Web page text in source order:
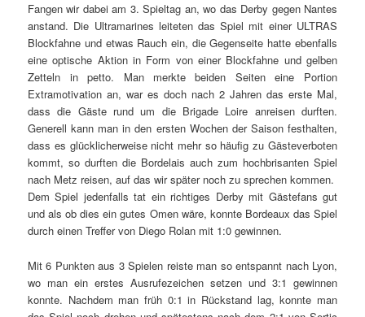
Fangen wir dabei am 3. Spieltag an, wo das Derby gegen Nantes
anstand. Die Ultramarines leiteten das Spiel mit einer ULTRAS
Blockfahne und etwas Rauch ein, die Gegenseite hatte ebenfalls
eine optische Aktion in Form von einer Blockfahne und gelben
Zetteln in petto. Man merkte beiden Seiten eine Portion
Extramotivation an, war es doch nach 2 Jahren das erste Mal,
dass die Gäste rund um die Brigade Loire anreisen durften.
Generell kann man in den ersten Wochen der Saison festhalten,
dass es glücklicherweise nicht mehr so häufig zu Gästeverboten
kommt, so durften die Bordelais auch zum hochbrisanten Spiel
nach Metz reisen, auf das wir später noch zu sprechen kommen.
Dem Spiel jedenfalls tat ein richtiges Derby mit Gästefans gut
und als ob dies ein gutes Omen wäre, konnte Bordeaux das Spiel
durch einen Treffer von Diego Rolan mit 1:0 gewinnen.
Mit 6 Punkten aus 3 Spielen reiste man so entspannt nach Lyon,
wo man ein erstes Ausrufezeichen setzen und 3:1 gewinnen
konnte. Nachdem man früh 0:1 in Rückstand lag, konnte man